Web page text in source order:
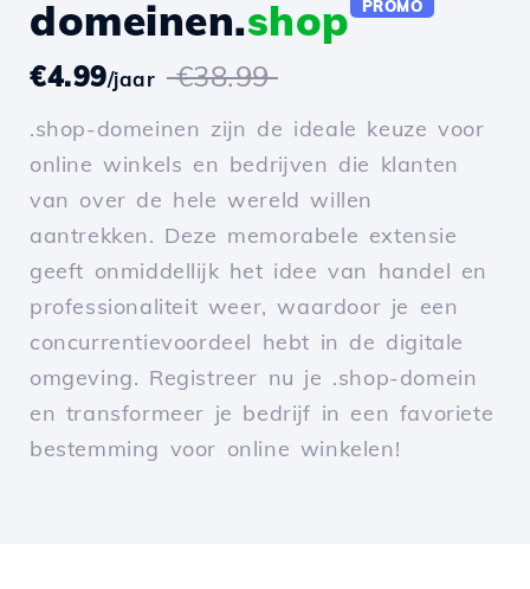
domeinen.shop PROMO
€4.99/jaar €38.99
.shop-domeinen zijn de ideale keuze voor
online winkels en bedrijven die klanten
van over de hele wereld willen
aantrekken. Deze memorabele extensie
geeft onmiddellijk het idee van handel en
professionaliteit weer, waardoor je een
concurrentievoordeel hebt in de digitale
omgeving. Registreer nu je .shop-domein
en transformeer je bedrijf in een favoriete
bestemming voor online winkelen!